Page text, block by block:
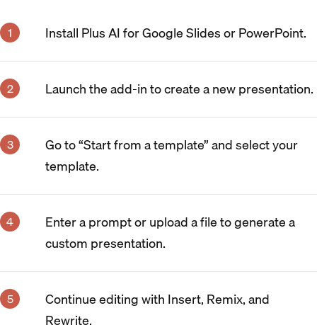
Install Plus AI for Google Slides or PowerPoint.
Launch the add-in to create a new presentation.
Go to “Start from a template” and select your
template.
Enter a prompt or upload a file to generate a
custom presentation.
Continue editing with Insert, Remix, and
Rewrite.